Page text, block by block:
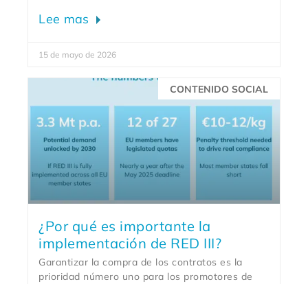
Lee mas
15 de mayo de 2026
CONTENIDO SOCIAL
¿Por qué es importante la
implementación de RED III?
Garantizar la compra de los contratos es la
prioridad número uno para los promotores de